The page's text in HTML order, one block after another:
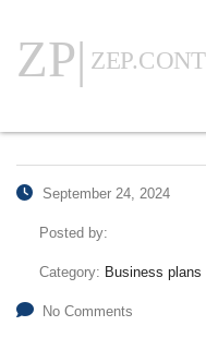
September 24, 2024
Posted by:
Category: Business plans
No Comments